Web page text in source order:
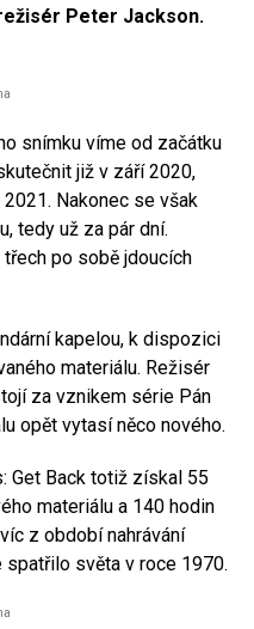
Peter Jackson.
snímku víme od začátku
již v září 2020,
Nakonec se však
tedy už za pár dní.
po sobě jdoucích
kapelou, k dispozici
materiálu. Režisér
za vznikem série Pán
opět vytasí něco nového.
Get Back totiž získal 55
materiálu a 140 hodin
z období nahrávání
světa v roce 1970.